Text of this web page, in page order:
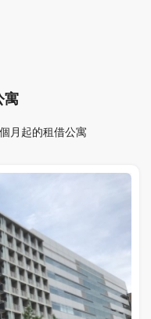
寓
月起的租借公寓